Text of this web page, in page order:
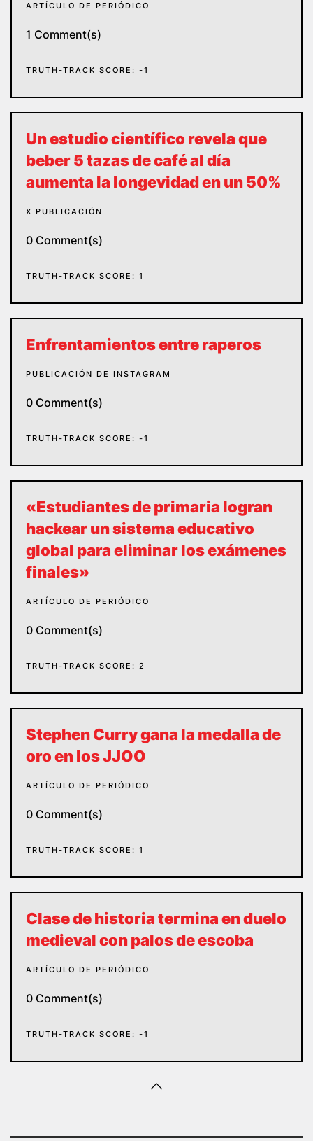
ARTÍCULO DE PERIÓDICO
1 Comment(s)
TRUTH-TRACK SCORE: -1
Un estudio científico revela que
beber 5 tazas de café al día
aumenta la longevidad en un 50%
X PUBLICACIÓN
0 Comment(s)
TRUTH-TRACK SCORE: 1
Enfrentamientos entre raperos
PUBLICACIÓN DE INSTAGRAM
0 Comment(s)
TRUTH-TRACK SCORE: -1
«Estudiantes de primaria logran
hackear un sistema educativo
global para eliminar los exámenes
finales»
ARTÍCULO DE PERIÓDICO
0 Comment(s)
TRUTH-TRACK SCORE: 2
Stephen Curry gana la medalla de
oro en los JJOO
ARTÍCULO DE PERIÓDICO
0 Comment(s)
TRUTH-TRACK SCORE: 1
Clase de historia termina en duelo
medieval con palos de escoba
ARTÍCULO DE PERIÓDICO
0 Comment(s)
TRUTH-TRACK SCORE: -1